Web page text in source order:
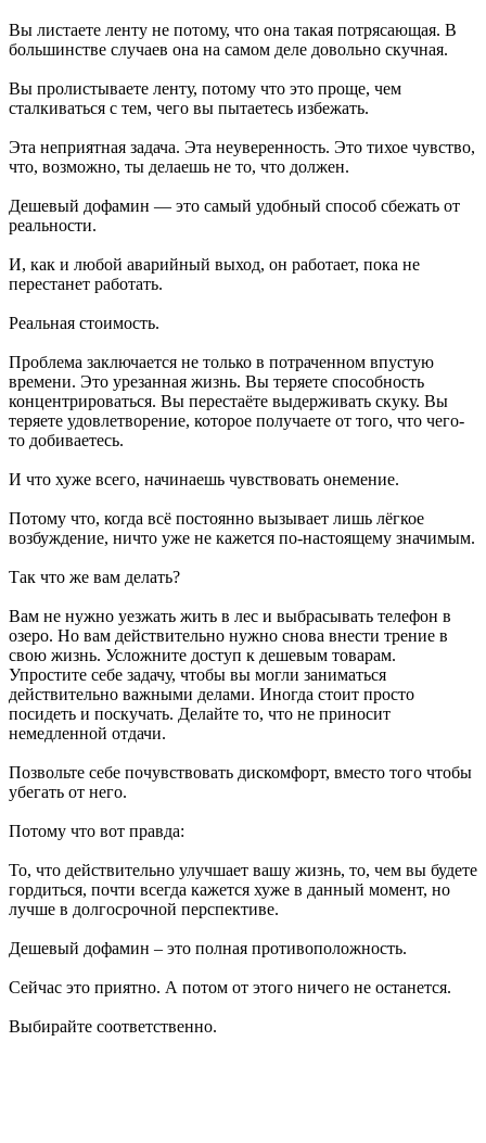
Вы листаете ленту не потому, что она такая потрясающая. В
большинстве случаев она на самом деле довольно скучная.
Вы пролистываете ленту, потому что это проще, чем
сталкиваться с тем, чего вы пытаетесь избежать.
Эта неприятная задача. Эта неуверенность. Это тихое чувство,
что, возможно, ты делаешь не то, что должен.
Дешевый дофамин — это самый удобный способ сбежать от
реальности.
И, как и любой аварийный выход, он работает, пока не
перестанет работать.
Реальная стоимость.
Проблема заключается не только в потраченном впустую
времени. Это урезанная жизнь. Вы теряете способность
концентрироваться. Вы перестаёте выдерживать скуку. Вы
теряете удовлетворение, которое получаете от того, что чего-
то добиваетесь.
И что хуже всего, начинаешь чувствовать онемение.
Потому что, когда всё постоянно вызывает лишь лёгкое
возбуждение, ничто уже не кажется по-настоящему значимым.
Так что же вам делать?
Вам не нужно уезжать жить в лес и выбрасывать телефон в
озеро. Но вам действительно нужно снова внести трение в
свою жизнь. Усложните доступ к дешевым товарам.
Упростите себе задачу, чтобы вы могли заниматься
действительно важными делами. Иногда стоит просто
посидеть и поскучать. Делайте то, что не приносит
немедленной отдачи.
Позвольте себе почувствовать дискомфорт, вместо того чтобы
убегать от него.
Потому что вот правда:
То, что действительно улучшает вашу жизнь, то, чем вы будете
гордиться, почти всегда кажется хуже в данный момент, но
лучше в долгосрочной перспективе.
Дешевый дофамин – это полная противоположность.
Сейчас это приятно. А потом от этого ничего не останется.
Выбирайте соответственно.